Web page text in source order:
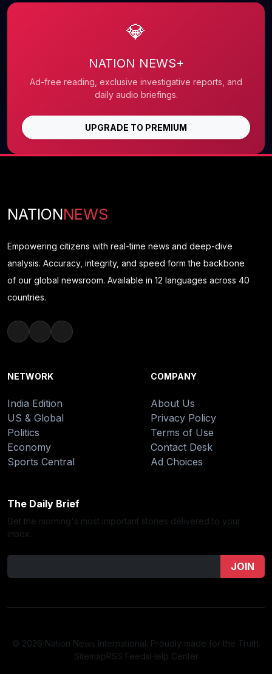
💎
NATION NEWS+
Ad-free reading, exclusive investigative reports, and
daily audio briefings.
UPGRADE TO PREMIUM
NATIONNEWS
Empowering citizens with real-time news and deep-dive
analysis. Accuracy, integrity, and speed form the backbone
of our global newsroom. Available in 12 languages across 40
countries.
NETWORK
India Edition
US & Global
Politics
Economy
Sports Central
COMPANY
About Us
Privacy Policy
Terms of Use
Contact Desk
Ad Choices
The Daily Brief
Get the morning's most important stories delivered to your
inbox.
JOIN
© 2026 Nation News International. Proudly made for the Truth.
SitemapRSS FeedsHelp Center